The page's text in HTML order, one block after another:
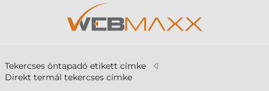
Tekercses öntapadó etikett címke
Direkt termál tekercses címke